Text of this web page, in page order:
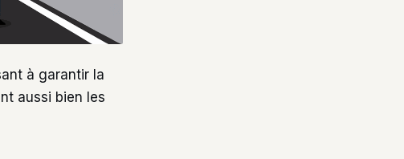
à garantir la
aussi bien les